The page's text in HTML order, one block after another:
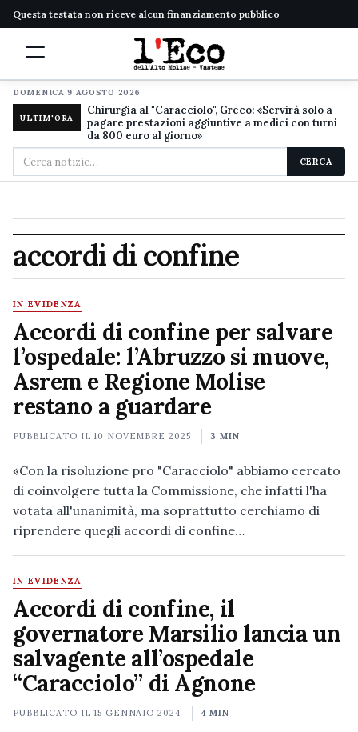
Questa testata non riceve alcun finanziamento pubblico
DOMENICA 9 AGOSTO 2026
ULTIM'ORA
Chirurgia al "Caracciolo", Greco: «Servirà solo a
pagare prestazioni aggiuntive a medici con turni
da 800 euro al giorno»
Cerca
nel
CERCA
accordi di confine
IN EVIDENZA
Accordi di confine per salvare
l’ospedale: l’Abruzzo si muove,
Asrem e Regione Molise
restano a guardare
PUBBLICATO IL10 NOVEMBRE 2025 3 MIN
«Con la risoluzione pro "Caracciolo" abbiamo cercato
di coinvolgere tutta la Commissione, che infatti l'ha
votata all'unanimità, ma soprattutto cerchiamo di
riprendere quegli accordi di confine…
IN EVIDENZA
Accordi di confine, il
governatore Marsilio lancia un
salvagente all’ospedale
“Caracciolo” di Agnone
PUBBLICATO IL15 GENNAIO 2024 4 MIN